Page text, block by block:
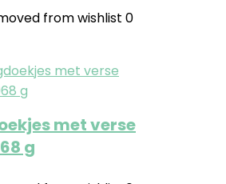
from wishlist 0
met verse
g